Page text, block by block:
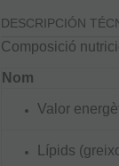
DESCRIPCIÓN
Composició
Nom
Valor
Lípids